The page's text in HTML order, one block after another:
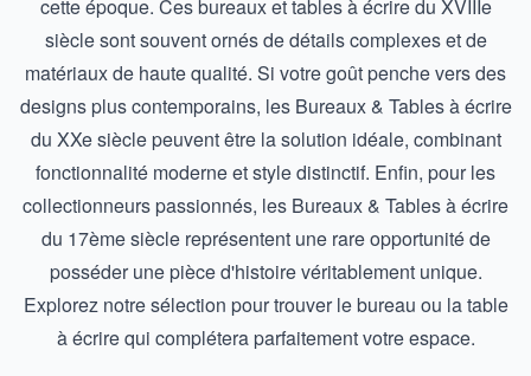
cette époque. Ces bureaux et tables à écrire du XVIIIe
siècle sont souvent ornés de détails complexes et de
matériaux de haute qualité. Si votre goût penche vers des
designs plus contemporains, les Bureaux & Tables à écrire
du XXe sièclepeuvent être la solution idéale, combinant
fonctionnalité moderne et style distinctif. Enfin, pour les
collectionneurs passionnés, les Bureaux & Tables à écrire
du 17ème sièclereprésentent une rare opportunité de
posséder une pièce d'histoire véritablement unique.
Explorez notre sélection pour trouver le bureau ou la table
à écrire qui complétera parfaitement votre espace.